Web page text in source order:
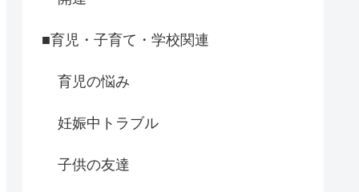
■育児・子育て・学校関連
育児の悩み
妊娠中トラブル
子供の友達